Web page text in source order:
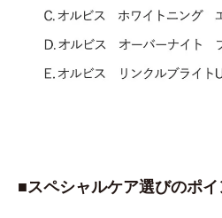
■スペシャルケア選びのポイ